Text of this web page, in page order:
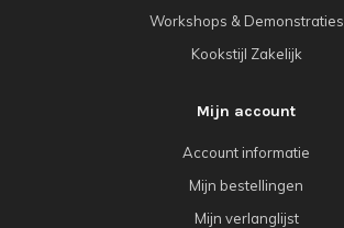
Workshops & Demonstraties
Kookstijl Zakelijk
Mijn account
Account informatie
Mijn bestellingen
Mijn verlanglijst